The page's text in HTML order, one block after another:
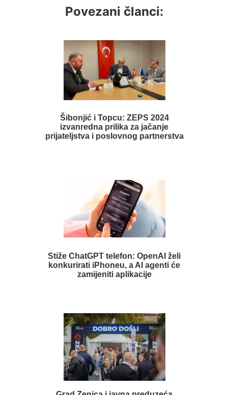
Povezani članci:
Šibonjić i Topcu: ZEPS 2024
izvanredna prilika za jačanje
prijateljstva i poslovnog partnerstva
Stiže ChatGPT telefon: OpenAI želi
konkurirati iPhoneu, a AI agenti će
zamijeniti aplikacije